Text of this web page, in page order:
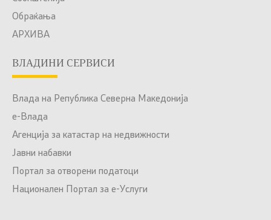
Обраќања
АРХИВА
ВЛАДИНИ СЕРВИСИ
Влада на Република Северна Македонија
е-Влада
Агенција за катастар на недвижности
Јавни набавки
Портал за отворени податоци
Национален Портал за е-Услуги